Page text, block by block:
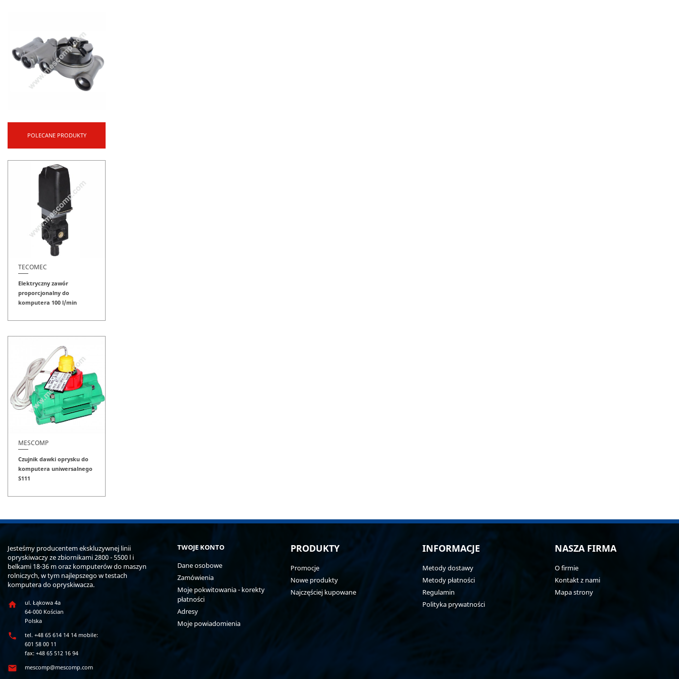
POLECANE PRODUKTY
TECOMEC
Elektryczny zawór
proporcjonalny do
komputera 100 l/min
MESCOMP
Czujnik dawki oprysku do
komputera uniwersalnego
S111
Jesteśmy producentem ekskluzywnej linii
opryskiwaczy ze zbiornikami 2800 - 5500 l i
belkami 18-36 m oraz komputerów do maszyn
rolniczych, w tym najlepszego w testach
komputera do opryskiwacza.

ul. Łąkowa 4a
64-000 Kościan
Polska

tel. +48 65 614 14 14 mobile:
601 58 00 11
fax: +48 65 512 16 94
 mescomp@mescomp.com
TWOJE KONTO
Dane osobowe
Zamówienia
Moje pokwitowania - korekty
płatności
Adresy
Moje powiadomienia
PRODUKTY
Promocje
Nowe produkty
Najczęściej kupowane
INFORMACJE
Metody dostawy
Metody płatności
Regulamin
Polityka prywatności
NASZA FIRMA
O firmie
Kontakt z nami
Mapa strony